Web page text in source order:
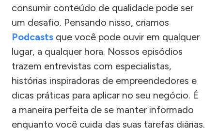
consumir conteúdo de qualidade pode ser
um desafio. Pensando nisso, criamos
Podcasts que você pode ouvir em qualquer
lugar, a qualquer hora. Nossos episódios
trazem entrevistas com especialistas,
histórias inspiradoras de empreendedores e
dicas práticas para aplicar no seu negócio. É
a maneira perfeita de se manter informado
enquanto você cuida das suas tarefas diárias.